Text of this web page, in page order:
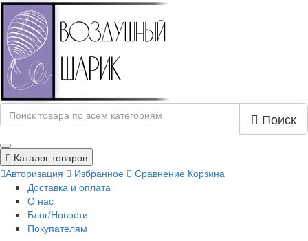
Поиск
Каталог товаров
Авторизация
Избранное Сравнение Корзина
Доставка и оплата
О нас
Блог/Новости
Покупателям